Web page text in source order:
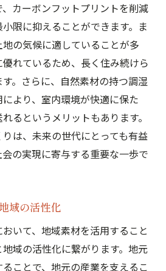
ったDIYアイデア
り地域の特性を活かしたデザ
に適した住宅設計
反映したデザインアイデア
歴史を取り入れた家づくり
い住宅設計のポイント
考慮したエコ住宅
カーボンフットプリントを削減
限に抑えることができます。ま
の気候に適していることが多
れているため、長く住み続けら
。さらに、自然素材の持つ調湿
より、室内環境が快適に保た
るというメリットもあります。
は、未来の世代にとっても有益
の実現に寄与する重要な一歩で
域の活性化
いて、地域素材を活用すること
域の活性化に繋がります。地元
ことで、地元の産業を支えるこ